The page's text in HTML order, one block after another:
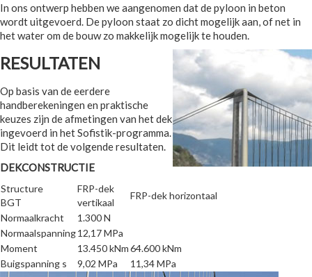
In ons ontwerp hebben we aangenomen dat de pyloon in beton
wordt uitgevoerd. De pyloon staat zo dicht mogelijk aan, of net in
het water om de bouw zo makkelijk mogelijk te houden.
RESULTATEN
Op basis van de eerdere
handberekeningen en praktische
keuzes zijn de afmetingen van het dek
ingevoerd in het Sofistik-programma.
Dit leidt tot de volgende resultaten.
DEKCONSTRUCTIE
Structure
BGT
FRP-dek
vertikaal
FRP-dek horizontaal
Normaalkracht
1.300 N
Normaalspanning12,17 MPa
Moment
13.450 kNm64.600 kNm
Buigspanning s
9,02 MPa 11,34 MPa